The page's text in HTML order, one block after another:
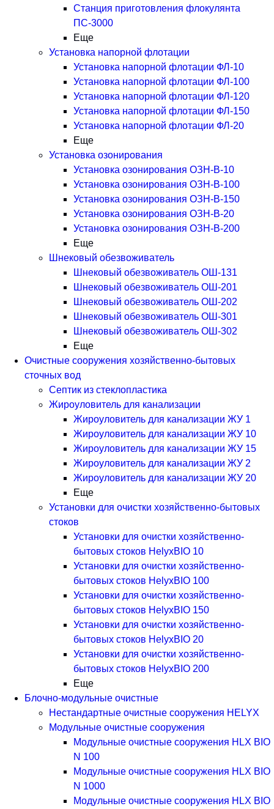
Станция приготовления флокулянта
ПС-3000
Еще
Установка напорной флотации
Установка напорной флотации ФЛ-10
Установка напорной флотации ФЛ-100
Установка напорной флотации ФЛ-120
Установка напорной флотации ФЛ-150
Установка напорной флотации ФЛ-20
Еще
Установка озонирования
Установка озонирования ОЗН-В-10
Установка озонирования ОЗН-В-100
Установка озонирования ОЗН-В-150
Установка озонирования ОЗН-В-20
Установка озонирования ОЗН-В-200
Еще
Шнековый обезвоживатель
Шнековый обезвоживатель ОШ-131
Шнековый обезвоживатель ОШ-201
Шнековый обезвоживатель ОШ-202
Шнековый обезвоживатель ОШ-301
Шнековый обезвоживатель ОШ-302
Еще
Очистные сооружения хозяйственно-бытовых
сточных вод
Септик из стеклопластика
Жироуловитель для канализации
Жироуловитель для канализации ЖУ 1
Жироуловитель для канализации ЖУ 10
Жироуловитель для канализации ЖУ 15
Жироуловитель для канализации ЖУ 2
Жироуловитель для канализации ЖУ 20
Еще
Установки для очистки хозяйственно-бытовых
стоков
Установки для очистки хозяйственно-
бытовых стоков HelyxBIO 10
Установки для очистки хозяйственно-
бытовых стоков HelyxBIO 100
Установки для очистки хозяйственно-
бытовых стоков HelyxBIO 150
Установки для очистки хозяйственно-
бытовых стоков HelyxBIO 20
Установки для очистки хозяйственно-
бытовых стоков HelyxBIO 200
Еще
Блочно-модульные очистные
Нестандартные очистные сооружения HELYX
Модульные очистные сооружения
Модульные очистные сооружения HLX BIO
N 100
Модульные очистные сооружения HLX BIO
N 1000
Модульные очистные сооружения HLX BIO